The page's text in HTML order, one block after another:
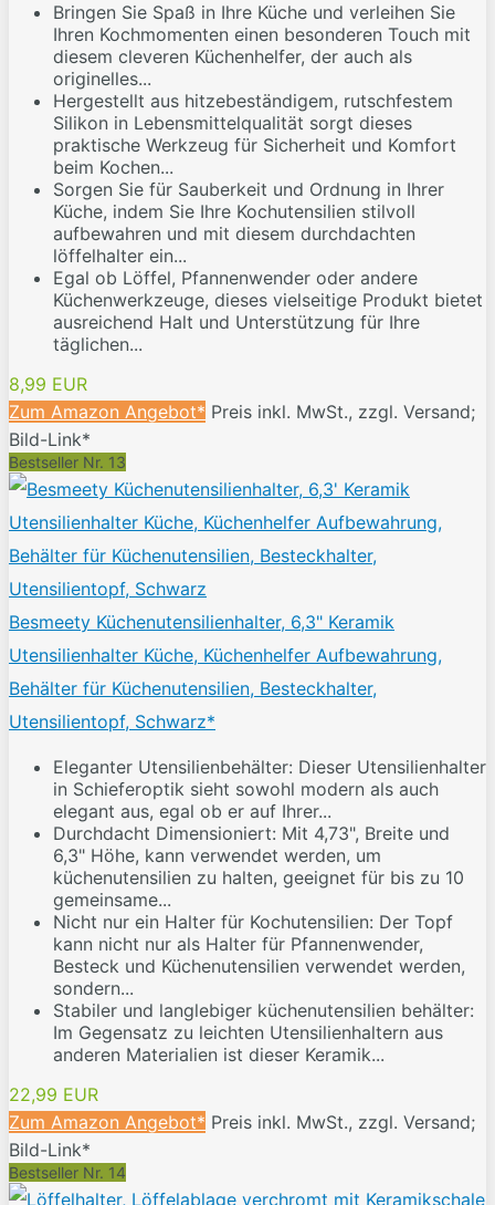
Bringen Sie Spaß in Ihre Küche und verleihen Sie
Ihren Kochmomenten einen besonderen Touch mit
diesem cleveren Küchenhelfer, der auch als
originelles...
Hergestellt aus hitzebeständigem, rutschfestem
Silikon in Lebensmittelqualität sorgt dieses
praktische Werkzeug für Sicherheit und Komfort
beim Kochen...
Sorgen Sie für Sauberkeit und Ordnung in Ihrer
Küche, indem Sie Ihre Kochutensilien stilvoll
aufbewahren und mit diesem durchdachten
löffelhalter ein...
Egal ob Löffel, Pfannenwender oder andere
Küchenwerkzeuge, dieses vielseitige Produkt bietet
ausreichend Halt und Unterstützung für Ihre
täglichen...
8,99 EUR
Zum Amazon Angebot* Preis inkl. MwSt., zzgl. Versand;
Bild-Link*
Bestseller Nr. 13
Besmeety Küchenutensilienhalter, 6,3" Keramik
Utensilienhalter Küche, Küchenhelfer Aufbewahrung,
Behälter für Küchenutensilien, Besteckhalter,
Utensilientopf, Schwarz*
Eleganter Utensilienbehälter: Dieser Utensilienhalter
in Schieferoptik sieht sowohl modern als auch
elegant aus, egal ob er auf Ihrer...
Durchdacht Dimensioniert: Mit 4,73", Breite und
6,3" Höhe, kann verwendet werden, um
küchenutensilien zu halten, geeignet für bis zu 10
gemeinsame...
Nicht nur ein Halter für Kochutensilien: Der Topf
kann nicht nur als Halter für Pfannenwender,
Besteck und Küchenutensilien verwendet werden,
sondern...
Stabiler und langlebiger küchenutensilien behälter:
Im Gegensatz zu leichten Utensilienhaltern aus
anderen Materialien ist dieser Keramik...
22,99 EUR
Zum Amazon Angebot* Preis inkl. MwSt., zzgl. Versand;
Bild-Link*
Bestseller Nr. 14